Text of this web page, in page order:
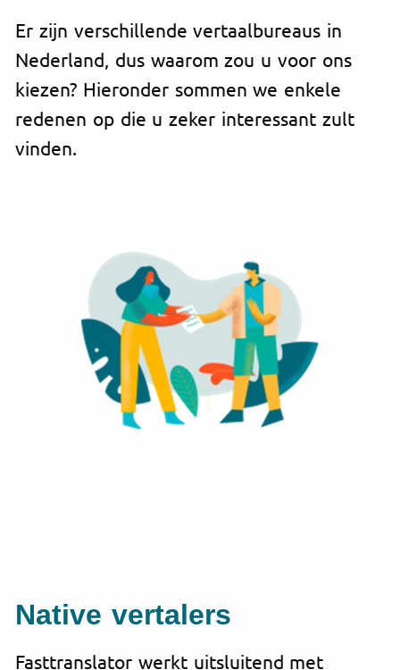
Er zijn verschillende vertaalbureaus in
Nederland, dus waarom zou u voor ons
kiezen? Hieronder sommen we enkele
redenen op die u zeker interessant zult
vinden.
Native vertalers
Fasttranslator werkt uitsluitend met